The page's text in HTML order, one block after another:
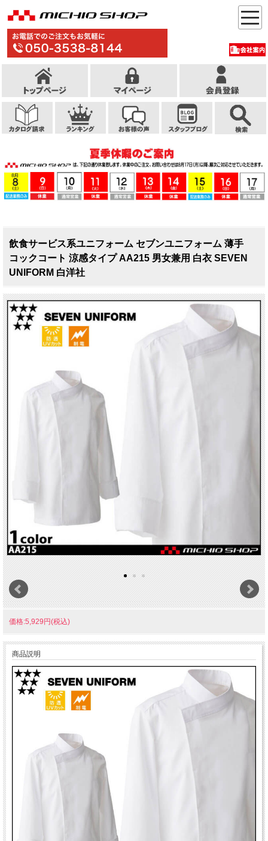
飲食サービス系ユニフォーム セブンユニフォーム 薄手
コックコート 涼感タイプ AA215 男女兼用 白衣 SEVEN
UNIFORM 白洋社
価格:5,929円(税込)
商品説明